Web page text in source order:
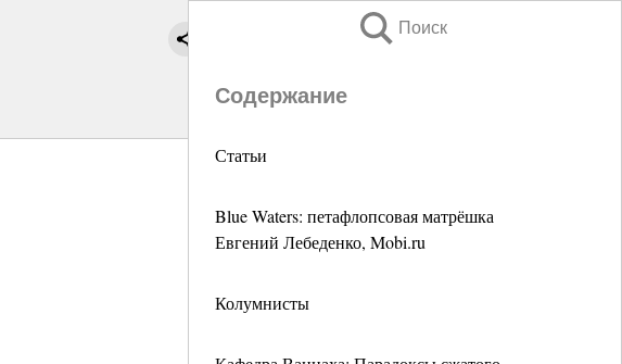
Поиск
Содержание
Статьи
Blue Waters: петафлопсовая матрёшка
Евгений Лебеденко, Mobi.ru
Колумнисты